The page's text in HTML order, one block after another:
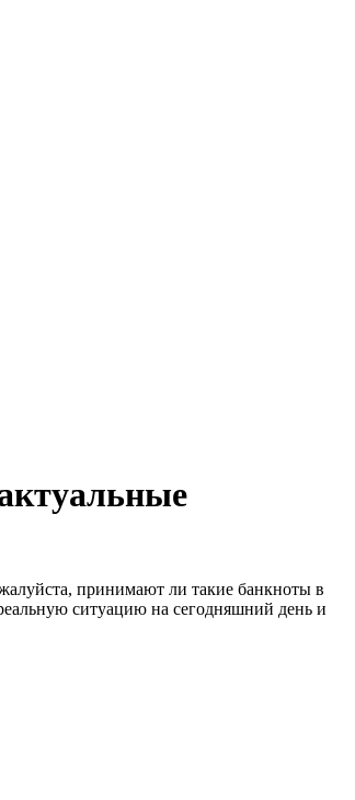
принимают ли такие банкноты в
ситуацию на сегодняшний день и